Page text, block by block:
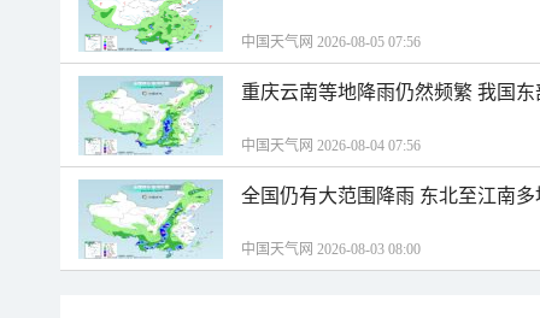
中国天气网 2026-08-05 07:56
重庆云南等地降雨仍然频繁 我国
中国天气网 2026-08-04 07:56
全国仍有大范围降雨 东北至江南
中国天气网 2026-08-03 08:00